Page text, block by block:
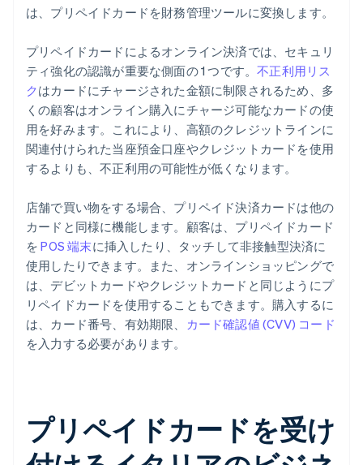
は、プリペイドカードを財務管理ツールに変換します。
プリペイドカードによるオンライン決済では、セキュリ
ティ強化の認識が重要な側面の 1 つです。不正利用リス
クはカードにチャージされた金額に制限されるため、多
くの顧客はオンライン購入にチャージ可能なカードの使
用を好みます。これにより、高額のクレジットラインに
関連付けられた当座預金口座やクレジットカードを使用
するよりも、不正利用の可能性が低くなります。
店舗で買い物をする場合、プリペイド決済カードは他の
カードと同様に機能します。顧客は、プリペイドカード
をPOS 端末に挿入したり、タッチして非接触型決済に
使用したりできます。また、オンラインショッピングで
は、デビットカードやクレジットカードと同じようにプ
リペイドカードを使用することもできます。購入するに
は、カード番号、有効期限、
カード確認値 (CVV) コード
を入力する必要があります。
プリペイドカードを受け